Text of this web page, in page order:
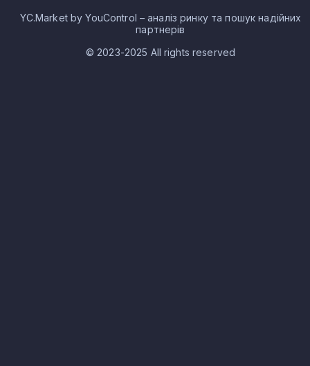
YC.Market by YouControl – аналіз ринку та пошук надійних
партнерів
© 2023-2025 All rights reserved